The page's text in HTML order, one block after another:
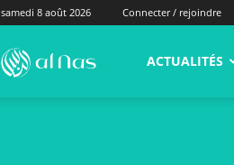
samedi 8 août 2026 Connecter / rejoindre
alNas.fr ACTUALITÉS